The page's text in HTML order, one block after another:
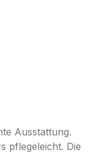
Ausstattung.
pflegeleicht. Die